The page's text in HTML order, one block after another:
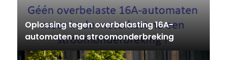
Oplossing tegen overbelasting 16A-
automaten na stroomonderbreking